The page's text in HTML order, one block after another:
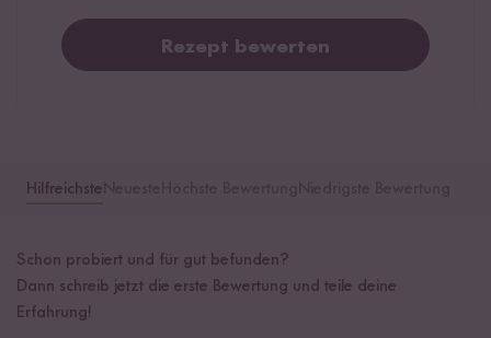
Rezept bewerten
Hilfreichste
Schon probiert und für gut befunden?
Dann schreib jetzt die erste Bewertung und teile deine
Erfahrung!